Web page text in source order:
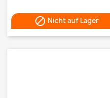
 Nicht auf Lager